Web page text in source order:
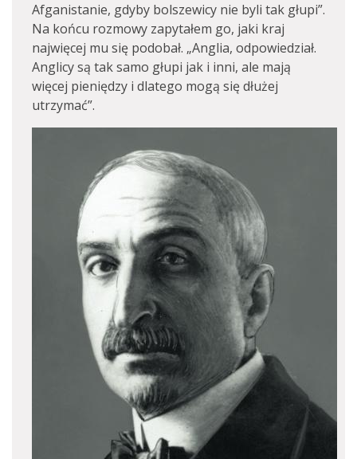
Afganistanie, gdyby bolszewicy nie byli tak głupi”.
Na końcu rozmowy zapytałem go, jaki kraj
najwięcej mu się podobał. „Anglia, odpowiedział.
Anglicy są tak samo głupi jak i inni, ale mają
więcej pieniędzy i dlatego mogą się dłużej
utrzymać”.